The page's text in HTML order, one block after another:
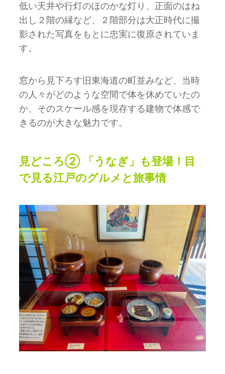
低い天井や⾏灯のほのかな灯り、正面のはね
出し２階の縁など、２階部分は大正時代に撮
影された写真をもとに忠実に復原されていま
す。
窓から⾒下ろす旧東海道の町並みなど、当時
の⼈々がどのような空間で体を休めていたの
か、そのスケール感を現存する建物で体感で
きるのが⼤きな魅⼒です。
見どころ② 「うなぎ」も登場！目
で見る江戸のグルメと旅事情